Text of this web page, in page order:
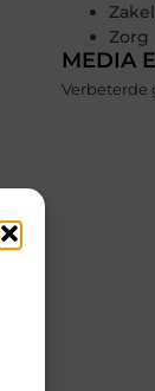
Zorg
MEDIA
Verbeterde